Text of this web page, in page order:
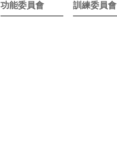
功能委員會 訓練委員會